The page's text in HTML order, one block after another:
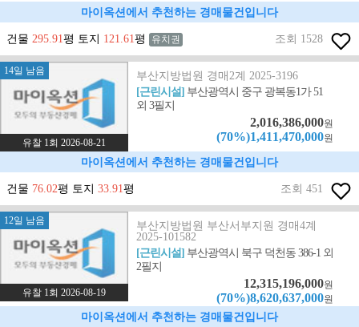
마이옥션에서 추천하는 경매물건입니다
건물 295.91평 토지 121.61평 유치권 조회 1528
14일 남음
유찰 1회 2026-08-21
부산지방법원 경매2계 2025-3196
[근린시설] 부산광역시 중구 광복동1가 51
외 3필지
2,016,386,000원
(70%)1,411,470,000원
마이옥션에서 추천하는 경매물건입니다
건물 76.02평 토지 33.91평 조회 451
12일 남음
유찰 1회 2026-08-19
부산지방법원 부산서부지원 경매4계
2025-101582
[근린시설] 부산광역시 북구 덕천동 386-1 외
2필지
12,315,196,000원
(70%)8,620,637,000원
마이옥션에서 추천하는 경매물건입니다